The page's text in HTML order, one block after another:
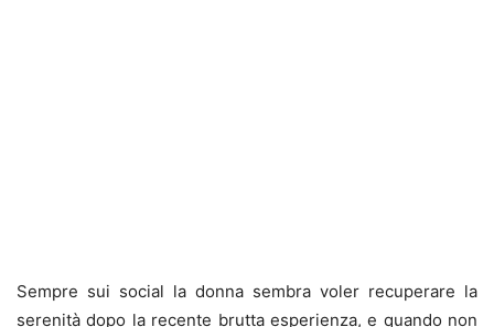
Sempre sui social la donna sembra voler recuperare la
serenità dopo la recente brutta esperienza, e quando non